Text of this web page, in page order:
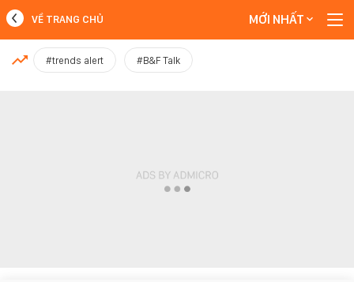
MỚI NHẤT
VỀ TRANG CHỦ MỚI NHẤT
#trends alert #B&F Talk